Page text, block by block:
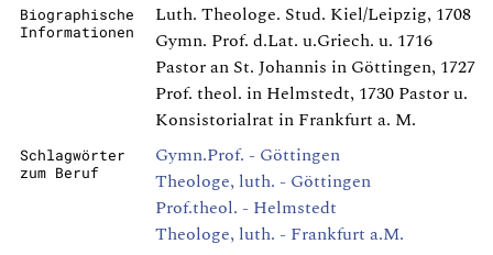
Biographische
Informationen
Luth. Theologe. Stud. Kiel/Leipzig, 1708
Gymn. Prof. d.Lat. u.Griech. u. 1716
Pastor an St. Johannis in Göttingen, 1727
Prof. theol. in Helmstedt, 1730 Pastor u.
Konsistorialrat in Frankfurt a. M.
Schlagwörter
zum Beruf
Gymn.Prof. - Göttingen
Theologe, luth. - Göttingen
Prof.theol. - Helmstedt
Theologe, luth. - Frankfurt a.M.